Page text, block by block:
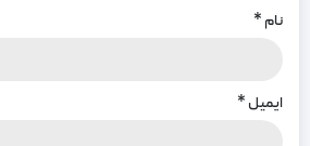
نام*
ایمیل*